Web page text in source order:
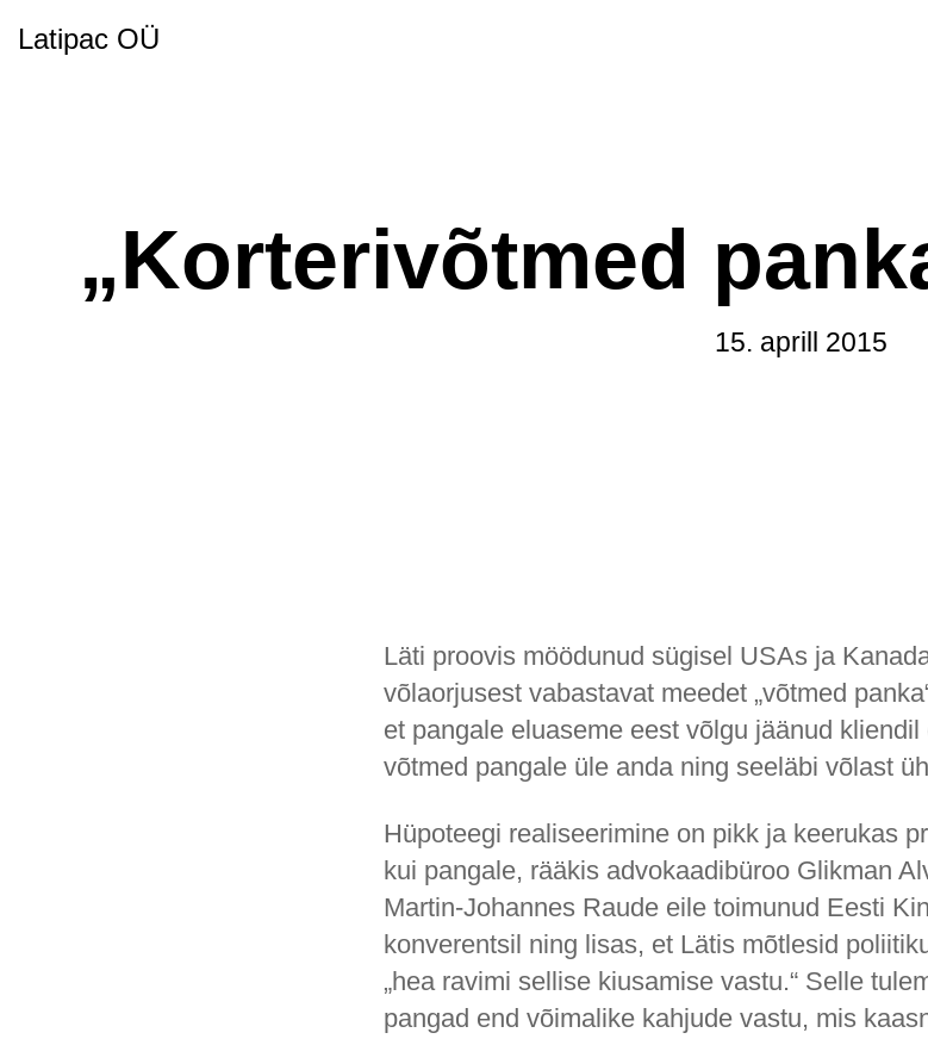
Latipac OÜ
„Korterivõtmed
15. aprill 2015
Läti proovis möödunud sügisel USAs ja
võlaorjusest vabastavat meedet „võtmed
et pangale eluaseme eest võlgu jäänud
võtmed pangale üle anda ning seeläbi võlast
Hüpoteegi realiseerimine on pikk ja keerukas
kui pangale, rääkis advokaadibüroo Glikman
Martin-Johannes Raude eile toimunud Eesti
konverentsil ning lisas, et Lätis mõtlesid
„hea ravimi sellise kiusamise vastu.“ Selle
pangad end võimalike kahjude vastu, mis